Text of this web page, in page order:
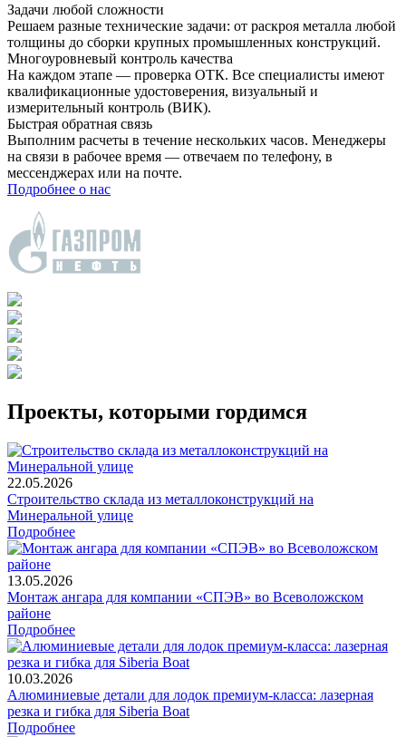
Задачи любой сложности
Решаем разные технические задачи: от раскроя металла любой
толщины до сборки крупных промышленных конструкций.
Многоуровневый контроль качества
На каждом этапе — проверка ОТК. Все специалисты имеют
квалификационные удостоверения, визуальный и
измерительный контроль (ВИК).
Быстрая обратная связь
Выполним расчеты в течение нескольких часов. Менеджеры
на связи в рабочее время — отвечаем по телефону, в
мессенджерах или на почте.
Подробнее о нас
Проекты, которыми гордимся
22.05.2026
Строительство склада из металлоконструкций на
Минеральной улице
Подробнее
13.05.2026
Монтаж ангара для компании «СПЭВ» во Всеволожском
районе
Подробнее
10.03.2026
Алюминиевые детали для лодок премиум-класса: лазерная
резка и гибка для Siberia Boat
Подробнее